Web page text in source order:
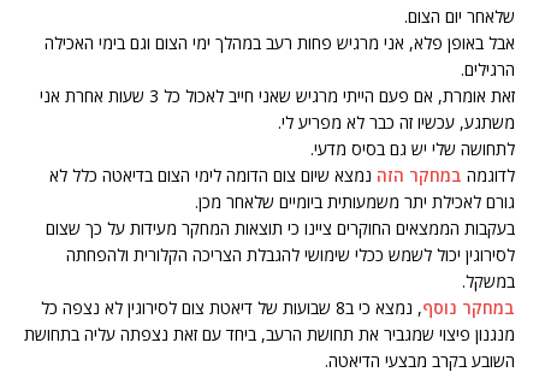
שלאחר יום הצום.
אבל באופן פלא, אני מרגיש פחות רעב במהלך ימי הצום וגם בימי האכילה
הרגילים.
זאת אומרת, אם פעם הייתי מרגיש שאני חייב לאכול כל 3 שעות אחרת אני
משתגע, עכשיו זה כבר לא מפריע לי.
לתחושה שלי יש גם בסיס מדעי.
לדוגמה במחקר הזה נמצא שיום צום הדומה לימי הצום בדיאטה כלל לא
גורם לאכילת יתר משמעותית ביומיים שלאחר מכן.
בעקבות הממצאים החוקרים ציינו כי תוצאות המחקר מעידות על כך שצום
לסירוגין יכול לשמש ככלי שימושי להגבלת הצריכה הקלורית ולהפחתה
במשקל.
במחקר נוסף
, נמצא כי ב8 שבועות של דיאטת צום לסירוגין לא נצפה כל
מנגנון פיצוי שמגביר את תחושת הרעב, ביחד עם זאת נצפתה עליה בתחושת
השובע בקרב מבצעי הדיאטה.